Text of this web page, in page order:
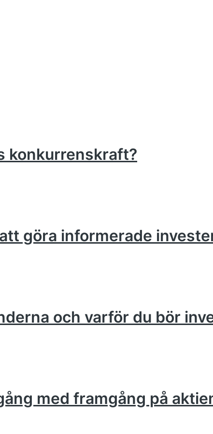
konkurrenskraft?
göra informerade
och varför du bör
med framgång på